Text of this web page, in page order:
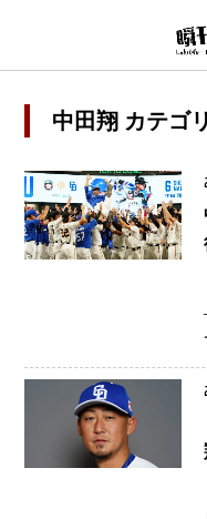
中田翔 カテゴ